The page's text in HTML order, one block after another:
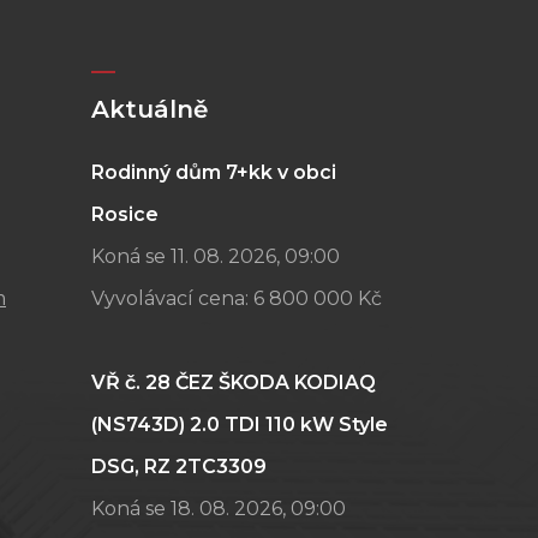
Aktuálně
Rodinný dům 7+kk v obci
Rosice
Koná se 11. 08. 2026, 09:00
Vyvolávací cena: 6 800 000 Kč
VŘ č. 28 ČEZ ŠKODA KODIAQ
(NS743D) 2.0 TDI 110 kW Style
DSG, RZ 2TC3309
Koná se 18. 08. 2026, 09:00